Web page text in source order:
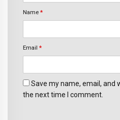
Name *
Email *
Save my name, email, and
the next time I comment.